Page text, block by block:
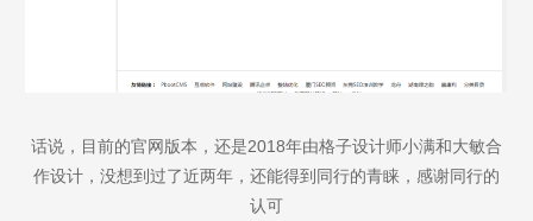
话说，目前的官网版本，还是2018年由格子设计师小满和大敏合
作设计，没想到过了近两年，还能得到同行的青睐，感谢同行的
认可